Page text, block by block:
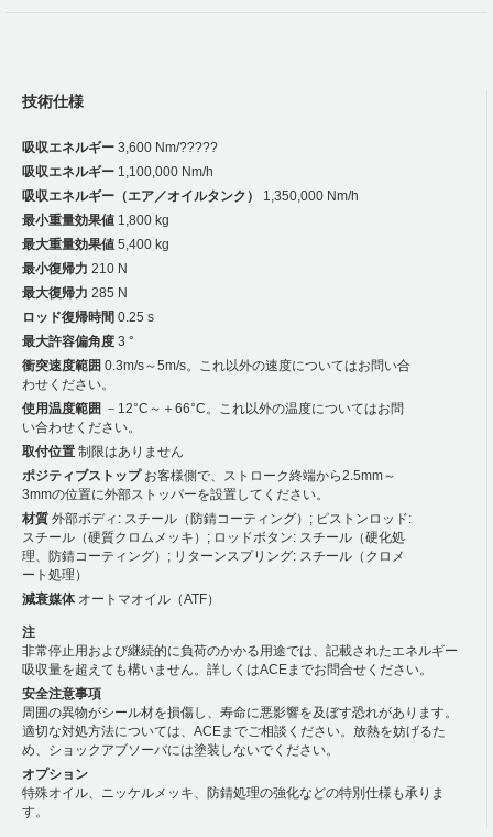
技術仕様
吸収エネルギー 3,600 Nm/?????
吸収エネルギー 1,100,000 Nm/h
吸収エネルギー（エア／オイルタンク）
1,350,000 Nm/h
最小重量効果値 1,800 kg
最大重量効果値 5,400 kg
最小復帰力 210 N
最大復帰力 285 N
ロッド復帰時間 0.25 s
最大許容偏角度 3 °
衝突速度範囲 0.3m/s～5m/s。これ以外の速度についてはお問い合
わせください。
使用温度範囲 －12°C～＋66°C。これ以外の温度についてはお問
い合わせください。
取付位置 制限はありません
ポジティブストップお客様側で、ストローク終端から2.5mm～
3mmの位置に外部ストッパーを設置してください。
材質 外部ボディ: スチール（防錆コーティング）; ピストンロッド:
スチール（硬質クロムメッキ）; ロッドボタン: スチール（硬化処
理、防錆コーティング）; リターンスプリング: スチール（クロメ
ート処理）
減衰媒体オートマオイル（ATF）
注
非常停止用および継続的に負荷のかかる用途では、記載されたエネルギー
吸収量を超えても構いません。詳しくはACEまでお問合せください。
安全注意事項
周囲の異物がシール材を損傷し、寿命に悪影響を及ぼす恐れがあります。
適切な対処方法については、ACEまでご相談ください。放熱を妨げるた
め、ショックアブソーバには塗装しないでください。
オプション
特殊オイル、ニッケルメッキ、防錆処理の強化などの特別仕様も承りま
す。